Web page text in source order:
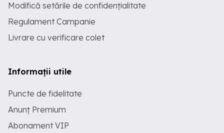
Modifică setările de confidențialitate
Regulament Campanie
Livrare cu verificare colet
Informații utile
Puncte de fidelitate
Anunț Premium
Abonament VIP